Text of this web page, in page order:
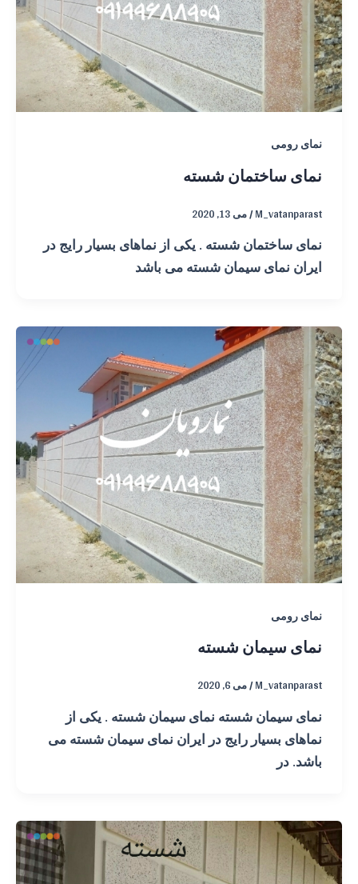
نمای رومی
نمای ساختمان شسته
M_vatanparast
/می 13, 2020
نمای ساختمان شسته . یکی از نماهای بسیار رایج در
ایران نمای سیمان شسته می باشد
نمای رومی
نمای سیمان شسته
M_vatanparast
/می 6, 2020
نمای سیمان شسته نمای سیمان شسته . یکی از
نماهای بسیار رایج در ایران نمای سیمان شسته می
باشد. در